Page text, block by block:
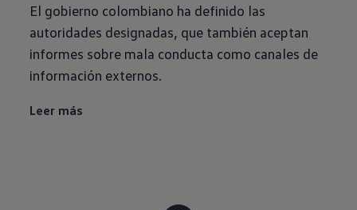
El gobierno colombiano ha definido las
autoridades designadas, que también aceptan
informes sobre mala conducta como canales de
información externos.
Leer más